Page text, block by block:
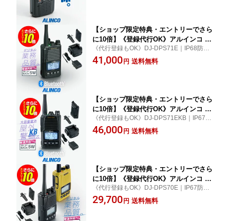
【ショップ限定特典・エントリーでさら
に10倍】《登録代行OK》アルインコ DJ
-DPS71EKA Bluetooth対応 デジタル簡
易無線機 登録局 (82ch増波) / 免許不要
《代行登録もOK》DJ-DPS71E｜IP68防水
｜5W 増波82Ch｜Bluetooth対応で長距離や
多階層向きのハイパワーは飛距離たっぷ
41,000 円 送料無料
【ショップ限定特典・エントリーでさら
に10倍】《登録代行OK》アルインコ DJ
-DPS71EKB 大容量バッテリー搭載 Blu
etooth対応 デジタル簡易無線機 登録局
《代行登録もOK》DJ-DPS71EKB｜IP67防
水｜5W 増波82Ch｜長距離や多階層向きハ
イパワーで飛距離たっぷり。1日使い続けた
46,000 円 送料無料
【ショップ限定特典・エントリーでさら
に10倍】《登録代行OK》アルインコ DJ
-DPS70E デジタル簡易無線機 登録局 (8
2ch増波) / 免許不要 ハイパワートラン
《代行登録もOK》DJ-DPS70E｜IP67防水
｜5W 増波82Ch｜長距離向きなハイパワー
だから飛距離たっぷり。高性能デジタル業
29,700 円 送料無料